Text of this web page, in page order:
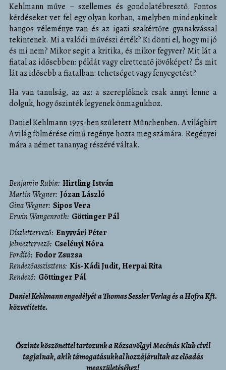
Kehlmann műve – szellemes és gondolatébresztő. Fontos
kérdéseket vet fel egy olyan korban, amelyben mindenkinek
hangos véleménye van és az igazi szakértőre gyanakvással
tekintenek. Mi a valódi művészi érték? Ki dönti el, hogy mi jó
és mi nem? Mikor segít a kritika, és mikor fegyver? Mit lát a
fiatal az idősebben: példát vagy elrettentő jövőképet? És mit
lát az idősebb a fiatalban: tehetséget vagy fenyegetést?
Ha van tanulság, az az: a szereplőknek csak annyi lenne a
dolguk, hogy őszinték legyenek önmagukhoz.
Daniel Kehlmann 1975-ben született Münchenben. A világhírt
A világ fölmérése című regénye hozta meg számára. Regényei
mára a német tananyag részévé váltak.
Benjamin Rubin Hirtling István
Martin Wegner Józan László
Gina Wegner Sipos Vera
Erwin Wangenroth Göttinger Pál
díszlettervező Enyvvári Péter
jelmeztervező Cselényi Nóra
fordító Fodor Zsuzsa
rendezőasszisztens Kis-Kádi Judit Herpai Rita
rendező Göttinger Pál
Daniel Kehlmann engedélyét a Thomas Sessler Verlag és aHofra Kft.
közvetítette.
Őszinte köszönettel tartozunk a Rózsavölgyi Mecénás Klub civil
tagjainak, akik támogatásukkal hozzájárultak az előadás